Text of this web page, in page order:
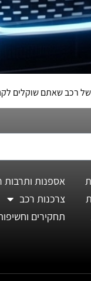
שאתם שוקלים
אספנות ותרבות
צרכנות רכב
תחקירים